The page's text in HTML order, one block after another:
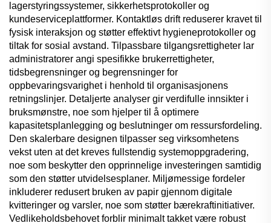
lagerstyringssystemer, sikkerhetsprotokoller og
kundeserviceplattformer. Kontaktløs drift reduserer kravet til
fysisk interaksjon og støtter effektivt hygieneprotokoller og
tiltak for sosial avstand. Tilpassbare tilgangsrettigheter lar
administratorer angi spesifikke brukerrettigheter,
tidsbegrensninger og begrensninger for
oppbevaringsvarighet i henhold til organisasjonens
retningslinjer. Detaljerte analyser gir verdifulle innsikter i
bruksmønstre, noe som hjelper til å optimere
kapasitetsplanlegging og beslutninger om ressursfordeling.
Den skalerbare designen tilpasser seg virksomhetens
vekst uten at det kreves fullstendig systemoppgradering,
noe som beskytter den opprinnelige investeringen samtidig
som den støtter utvidelsesplaner. Miljømessige fordeler
inkluderer redusert bruken av papir gjennom digitale
kvitteringer og varsler, noe som støtter bærekraftinitiativer.
Vedlikeholdsbehovet forblir minimalt takket være robust